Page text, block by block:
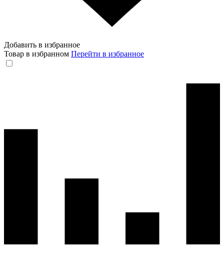
Добавить в избранное
Товар в избранном Перейти в избранное